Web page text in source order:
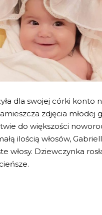
dla swojej córki konto
zdjęcia młodej
do większości
ilością włosów,
włosy. Dziewczynka